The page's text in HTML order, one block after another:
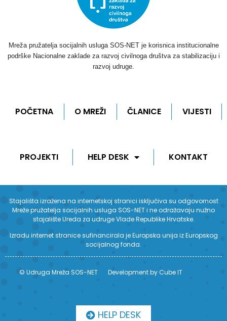
Mreža pružatelja socijalnih usluga SOS-NET je korisnica institucionalne
podrške Nacionalne zaklade za razvoj civilnoga društva za stabilizaciju i
razvoj udruge.
POČETNA O MREŽI ČLANICE VIJESTI
PROJEKTI HELP DESK KONTAKT
Stajališta izražena na internetskoj stranici isključiva su odgovornost
Mreže pružatelja socijalnih usluga SOS-NET i ne odražavaju nužno
stajalište Ureda za udruge Vlade Republike Hrvatske.
Izradu internet stranice sufinancirala je Europska unija iz Europskog
socijalnog fonda.
© Udruga Mreža SOS-NET Development by Cube IT
HELP DESK